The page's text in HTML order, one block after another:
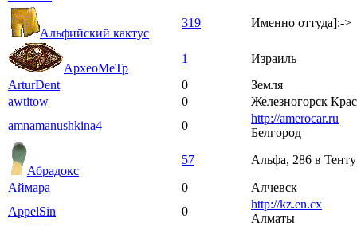
Альфийский кактус
319 Именно оттуда]:->
АрхеоМеТр
1
Израиль
ArturDent
0
Земля
awtitow
0
Железногорск
amnamanushkina4
0
http://amerocar.ru
Белгород
Абрадокс
57 Альфа, 286 в
Аймара 0
Алчевск
AppelSin
0
http://kz.en.cx
Алматы